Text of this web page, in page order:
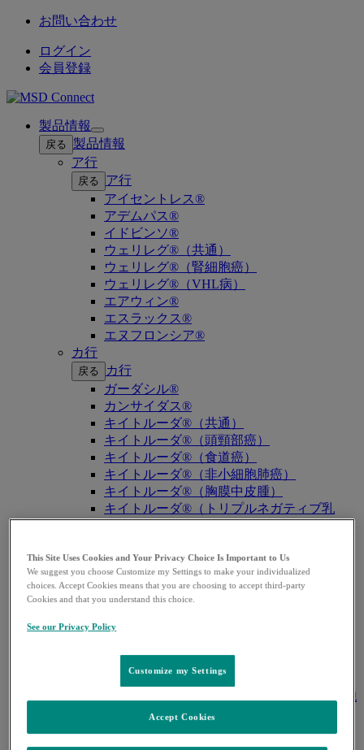
お問い合わせ
ログイン
会員登録
製品情報
Open
submenu
戻る 製品情報
ア行
戻る
ア行
アイセントレス®
アデムパス®
イドビンソ®
ウェリレグ®（共通）
ウェリレグ®（腎細胞癌）
ウェリレグ®（VHL病）
エアウィン®
エスラックス®
エヌフロンシア®
カ行
戻る
カ行
ガーダシル®
カンサイダス®
キイトルーダ®（共通）
キイトルーダ®（頭頸部癌）
キイトルーダ®（食道癌）
キイトルーダ®（非小細胞肺癌）
キイトルーダ®（胸膜中皮腫）
キイトルーダ®（トリプルネガティブ乳
癌）
キイトルーダ®（胆道癌）
キイトルーダ®（腎細胞癌）
キイトルーダ®（尿路上皮癌）
キイトルーダ®（子宮頸癌）
キイトルーダ®（原発性縦隔大細胞型B細胞
リンパ腫（PMBCL））
キイトルーダ®（MSI-High結腸・直腸癌）
This Site Uses Cookies and Your Privacy Choice Is Important to Us
We suggest you choose Customize my Settings to make your individualized
choices. Accept Cookies means that you are choosing to accept third-party
Cookies and that you understand this choice.
See our Privacy Policy
Customize my Settings
Accept Cookies